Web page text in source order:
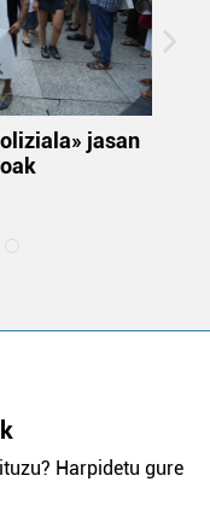
jasan
Harpidetu gure